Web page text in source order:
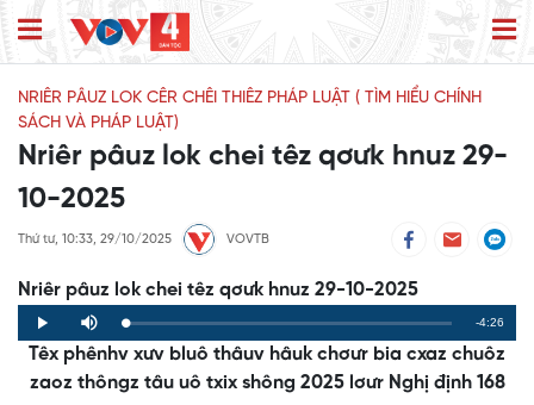
NRIÊR PÂUZ LOK CÊR CHÊI THIÊZ PHÁP LUẬT ( TÌM HIỂU CHÍNH
SÁCH VÀ PHÁP LUẬT)
Nriêr pâuz lok chei têz qơưk hnuz 29-
10-2025
Thứ tư, 10:33, 29/10/2025 VOVTB
Nriêr pâuz lok chei têz qơưk hnuz 29-10-2025
Play Mute Loaded:
0%
Progress:
0%
Remaining
Time
-4:26
Têx phênhv xưv bluô thâuv hâuk chơưr bia cxaz chuôz
zaoz thôngz tâu uô txix shông 2025 lơưr Nghị định 168